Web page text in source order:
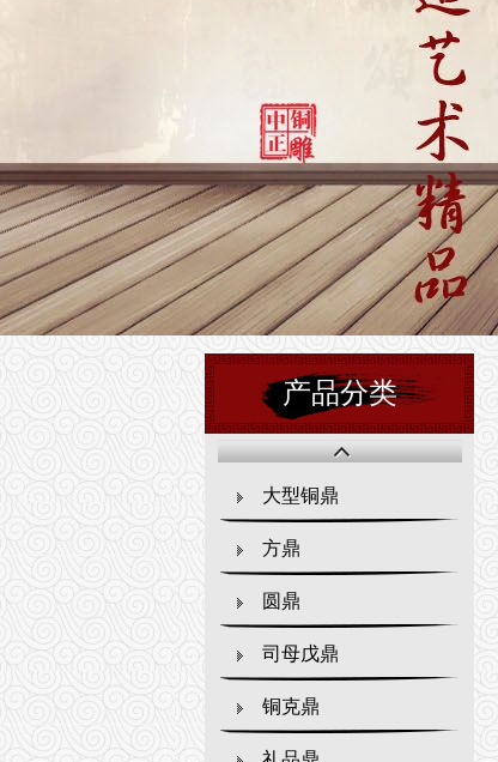
产品分类
大型铜鼎
方鼎
圆鼎
司母戊鼎
铜克鼎